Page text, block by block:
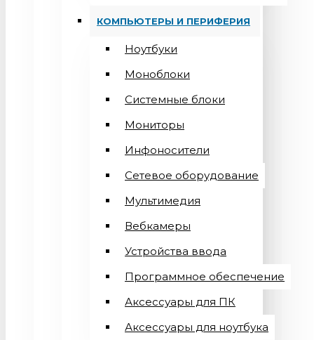
КОМПЬЮТЕРЫ И ПЕРИФЕРИЯ
Ноутбуки
Моноблоки
Системные блоки
Мониторы
Инфоносители
Сетевое оборудование
Мультимедия
Вебкамеры
Устройства ввода
Программное обеспечение
Аксессуары для ПК
Аксессуары для ноутбука